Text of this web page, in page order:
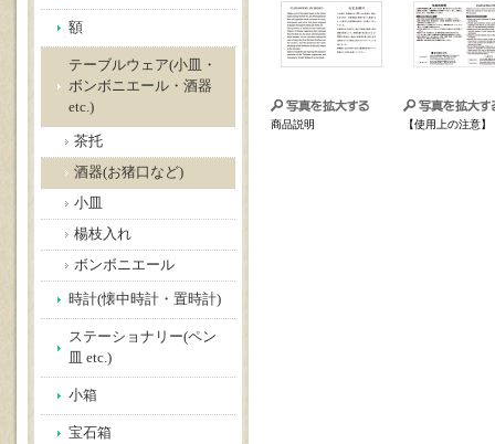
額
テーブルウェア(小皿・
ボンボニエール・酒器
etc.)
茶托
酒器(お猪口など)
小皿
楊枝入れ
ボンボニエール
時計(懐中時計・置時計)
ステーショナリー(ペン
皿 etc.)
小箱
宝石箱
商品説明 【使用上の注意】